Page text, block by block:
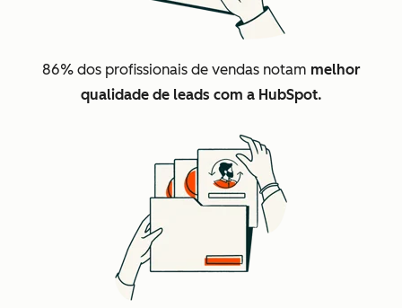
86% dos profissionais de vendas notam melhor
qualidade de leads com a HubSpot.